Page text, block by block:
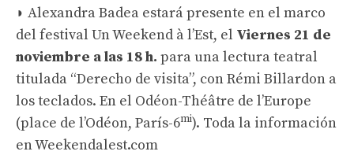
◗ Alexandra Badea estará presente en el marco
del festival Un Weekend à l’Est, el Viernes 21 de
noviembre a las 18 h. para una lectura teatral
titulada “Derecho de visita”, con Rémi Billardon a
los teclados. En el Odéon-Théâtre de l’Europe
(place de l’Odéon, París-6mi). Toda la información
en Weekendalest.com